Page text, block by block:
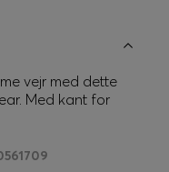
vejr med dette
Med kant for